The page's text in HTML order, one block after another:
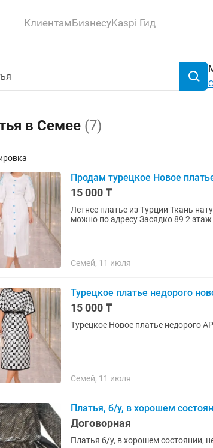
КлиентамБизнесуKaspi Гид
в Семее (7)
Продам турецкое Новое
15 000 ₸
Летнее платье из Турции Ткань
можно по адресу Засядко 89 2
Семей, 11 июля
Турецкое платье недорого
15 000 ₸
Турецкое Новое платье недорого
Семей, 11 июля
Платья, б/у, в хорошем
Договорная
Платья б/у, в хорошем состоянии,